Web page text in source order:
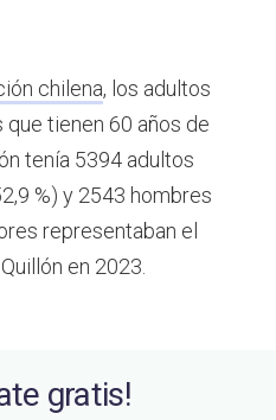
chilena, los adultos
tienen 60 años de
tenía 5394 adultos
%) y 2543 hombres
representaban el
en 2023.
gratis!